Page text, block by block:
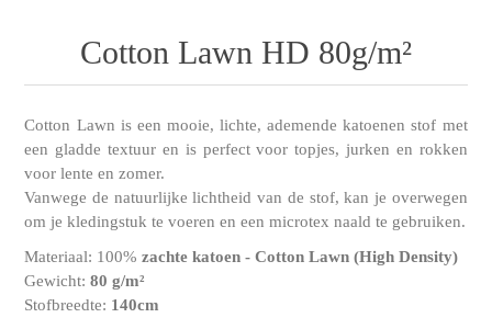
Cotton Lawn HD 80g/m²
Cotton Lawn is een mooie, lichte, ademende katoenen stof met
een gladde textuur en is perfect voor topjes, jurken en rokken
voor lente en zomer.
Vanwege de natuurlijke lichtheid van de stof, kan je overwegen
om je kledingstuk te voeren en een microtex naald te gebruiken.
Materiaal: 100%zachte katoen - Cotton Lawn (High Density)
Gewicht:80 g/m²
Stofbreedte: 140cm